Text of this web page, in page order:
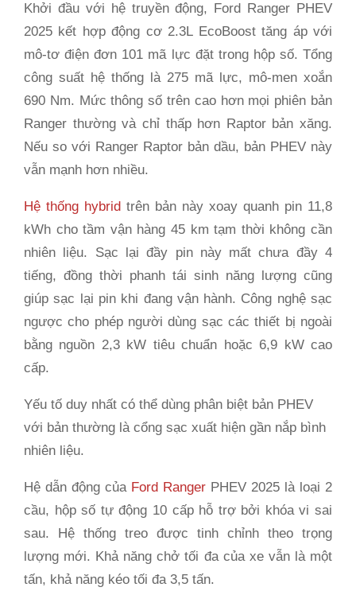
Khởi đầu với hệ truyền động, Ford Ranger PHEV
2025 kết hợp động cơ 2.3L EcoBoost tăng áp với
mô-tơ điện đơn 101 mã lực đặt trong hộp số. Tổng
công suất hệ thống là 275 mã lực, mô-men xoắn
690 Nm. Mức thông số trên cao hơn mọi phiên bản
Ranger thường và chỉ thấp hơn Raptor bản xăng.
Nếu so với Ranger Raptor bản dầu, bản PHEV này
vẫn mạnh hơn nhiều.
Hệ thống hybrid trên bản này xoay quanh pin 11,8
kWh cho tầm vận hàng 45 km tạm thời không cần
nhiên liệu. Sạc lại đầy pin này mất chưa đầy 4
tiếng, đồng thời phanh tái sinh năng lượng cũng
giúp sạc lại pin khi đang vận hành. Công nghệ sạc
ngược cho phép người dùng sạc các thiết bị ngoài
bằng nguồn 2,3 kW tiêu chuẩn hoặc 6,9 kW cao
cấp.
Yếu tố duy nhất có thể dùng phân biệt bản PHEV
với bản thường là cổng sạc xuất hiện gần nắp bình
nhiên liệu.
Hệ dẫn động củaFord Ranger PHEV 2025 là loại 2
cầu, hộp số tự động 10 cấp hỗ trợ bởi khóa vi sai
sau. Hệ thống treo được tinh chỉnh theo trọng
lượng mới. Khả năng chở tối đa của xe vẫn là một
tấn, khả năng kéo tối đa 3,5 tấn.